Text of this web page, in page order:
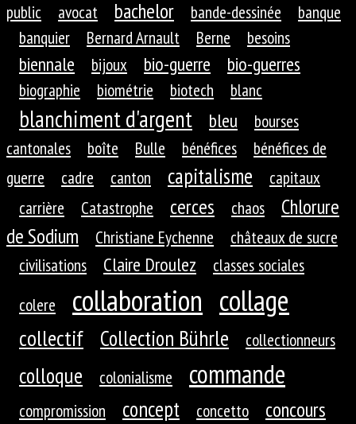
public avocat bachelor bande-dessinée
banque
banquier
Bernard Arnault Berne besoins
biennale bijoux bio-guerre bio-guerres
biographie biométrie biotech blanc
blanchiment d'argent bleu
bourses
cantonales
boîte Bulle bénéfices
bénéfices de
guerre
cadre canton capitalisme
capitaux
carrière
Catastrophe cerces chaos
Chlorure
de Sodium
Christiane Eychenne
châteaux de sucre
civilisations
Claire Droulez
classes sociales
colere
collaboration collage
collectif Collection Bührle collectionneurs
colloque colonialisme commande
compromission concept concetto concours